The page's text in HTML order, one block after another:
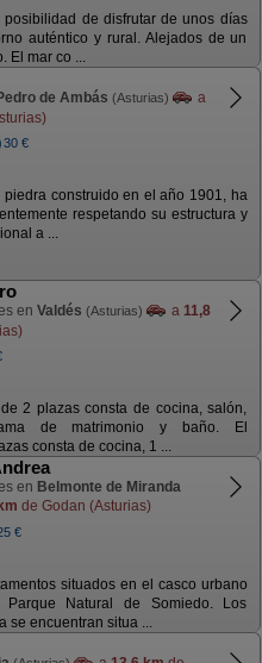
posibilidad de disfrutar de unos días
auténtico y rural. Alejados de un
El mar co ...
de Ambás (Asturias)
a
30 €
construido en el año 1901, ha
respetando su estructura y
a ...
en Valdés (Asturias) a 11,8
2 plazas consta de cocina, salón,
de matrimonio y baño. El
consta de cocina, 1 ...
en Belmonte de Miranda
de Godan (Asturias)
€
situados en el casco urbano
Natural de Somiedo. Los
se encuentran situa ...